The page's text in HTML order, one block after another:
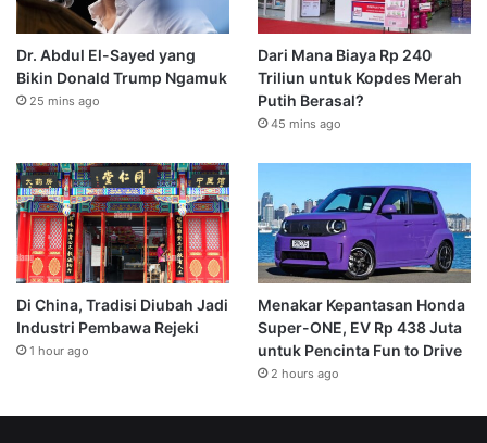
Dr. Abdul El-Sayed yang
Bikin Donald Trump Ngamuk
25 mins ago
Dari Mana Biaya Rp 240
Triliun untuk Kopdes Merah
Putih Berasal?
45 mins ago
Di China, Tradisi Diubah Jadi
Industri Pembawa Rejeki
1 hour ago
Menakar Kepantasan Honda
Super-ONE, EV Rp 438 Juta
untuk Pencinta Fun to Drive
2 hours ago